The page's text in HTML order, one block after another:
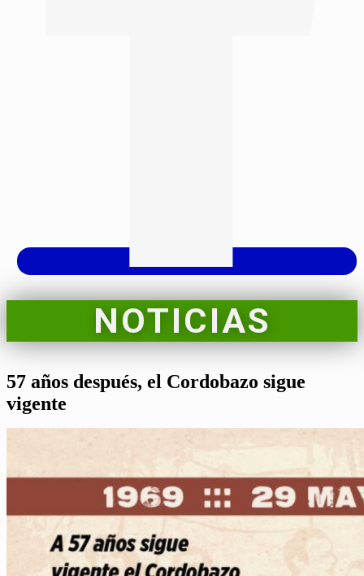
NOTICIAS
57 años después, el Cordobazo sigue
vigente